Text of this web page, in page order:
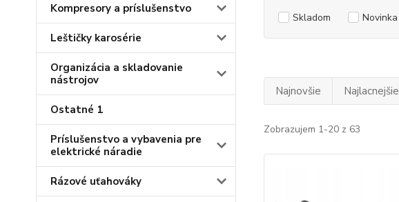
Kompresory a príslušenstvo
Leštičky karosérie
Organizácia a skladovanie
nástrojov
Ostatné 1
Príslušenstvo a vybavenia pre
elektrické náradie
Rázové uťahováky
Skladom Novinka
Najnovšie Najlacnejšie
Zobrazujem 1-20 z 63